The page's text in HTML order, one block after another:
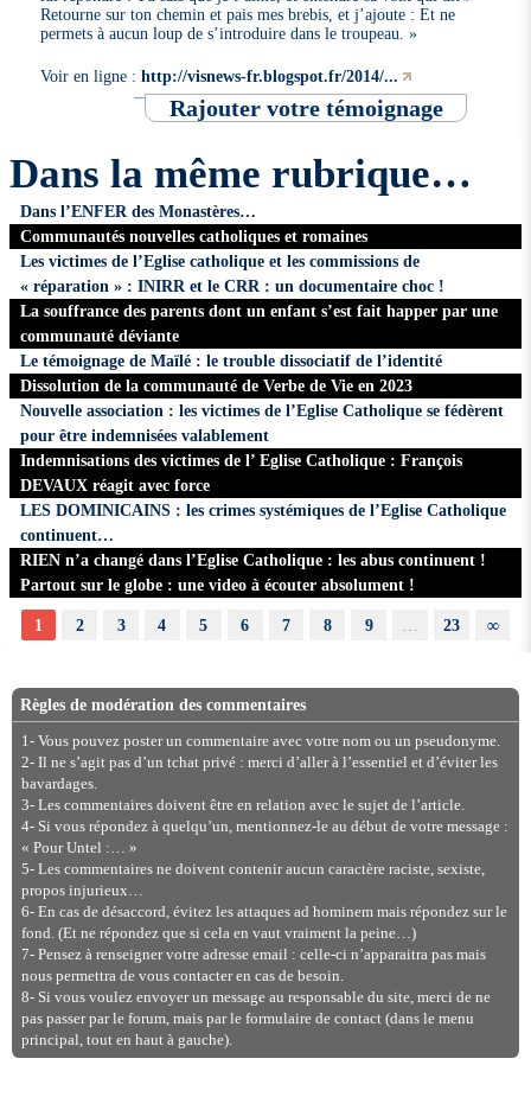
Retourne sur ton chemin et pais mes brebis, et j’ajoute : Et ne
permets à aucun loup de s’introduire dans le troupeau. »
Voir en ligne :http://visnews-fr.blogspot.fr/2014/...
Rajouter votre témoignage
Dans la même rubrique…
Dans l’ENFER des Monastères…
Communautés nouvelles catholiques et romaines
Les victimes de l’Eglise catholique et les commissions de
« réparation » : INIRR et le CRR : un documentaire choc !
La souffrance des parents dont un enfant s’est fait happer par une
communauté déviante
Le témoignage de Maïlé : le trouble dissociatif de l’identité
Dissolution de la communauté de Verbe de Vie en 2023
Nouvelle association : les victimes de l’Eglise Catholique se fédèrent
pour être indemnisées valablement
Indemnisations des victimes de l’ Eglise Catholique : François
DEVAUX réagit avec force
LES DOMINICAINS : les crimes systémiques de l’Eglise Catholique
continuent…
RIEN n’a changé dans l’Eglise Catholique : les abus continuent !
Partout sur le globe : une video à écouter absolument !
1 2 3 4 5 6 7 8 9 23 ∞
Règles de modération des commentaires
1- Vous pouvez poster un commentaire avec votre nom ou un pseudonyme.
2- Il ne s’agit pas d’un tchat privé : merci d’aller à l’essentiel et d’éviter les
bavardages.
3- Les commentaires doivent être en relation avec le sujet de l’article.
4- Si vous répondez à quelqu’un, mentionnez-le au début de votre message :
« Pour Untel :… »
5- Les commentaires ne doivent contenir aucun caractère raciste, sexiste,
propos injurieux…
6- En cas de désaccord, évitez les attaques ad hominem mais répondez sur le
fond. (Et ne répondez que si cela en vaut vraiment la peine…)
7- Pensez à renseigner votre adresse email : celle-ci n’apparaitra pas mais
nous permettra de vous contacter en cas de besoin.
8- Si vous voulez envoyer un message au responsable du site, merci de ne
pas passer par le forum, mais par le formulaire de contact (dans le menu
principal, tout en haut à gauche).